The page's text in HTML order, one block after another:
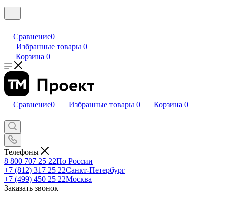
Сравнение0
Избранные товары 0
Корзина 0
Сравнение0 Избранные товары 0 Корзина 0
Телефоны
8 800 707 25 22По России
+7 (812) 317 25 22Санкт-Петербург
+7 (499) 450 25 22Москва
Заказать звонок